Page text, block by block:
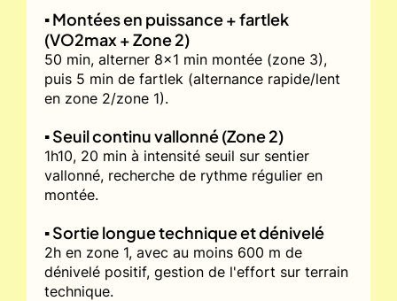
▪️ Montées en puissance + fartlek
(VO2max + Zone 2)
50 min, alterner 8x1 min montée (zone 3),
puis 5 min de fartlek (alternance rapide/lent
en zone 2/zone 1).
▪️ Seuil continu vallonné (Zone 2)
1h10, 20 min à intensité seuil sur sentier
vallonné, recherche de rythme régulier en
montée.
▪️ Sortie longue technique et dénivelé
2h en zone 1, avec au moins 600 m de
dénivelé positif, gestion de l'effort sur terrain
technique.